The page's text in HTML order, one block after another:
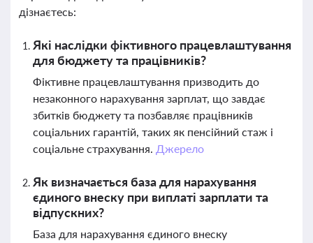
дізнаєтесь:
Які наслідки фіктивного працевлаштування
для бюджету та працівників?
Фіктивне працевлаштування призводить до
незаконного нарахування зарплат, що завдає
збитків бюджету та позбавляє працівників
соціальних гарантій, таких як пенсійний стаж і
соціальне страхування. Джерело
Як визначається база для нарахування
єдиного внеску при виплаті зарплати та
відпускних?
База для нарахування єдиного внеску